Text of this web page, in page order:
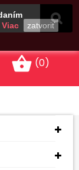
Viac
zatvoriť
shopping_basket (0)